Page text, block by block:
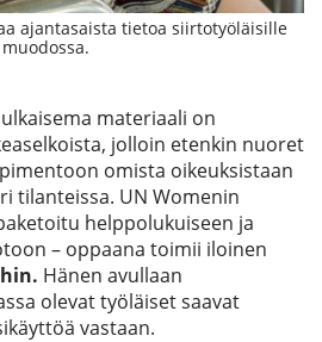
ajantasaista tietoa siirtotyöläisille
materiaali on
jolloin etenkin nuoret
omista oikeuksistaan
tilanteissa. UN Womenin
helppolukuiseen ja
– oppaana toimii iloinen
Hänen avullaan
olevat työläiset saavat
vastaan.